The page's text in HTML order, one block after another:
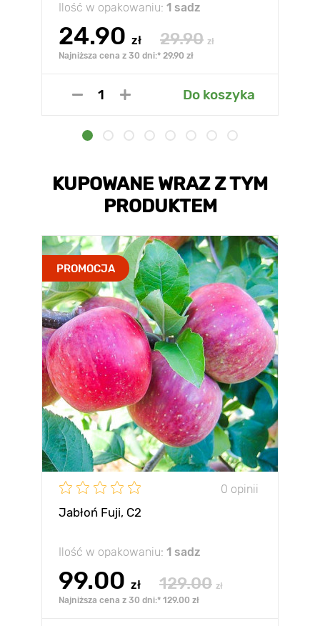
Ilość w opakowaniu: 1 sadz
24.90 zł 29.90 zł
Najniższa cena z 30 dni:* 29.90 zł
Do koszyka
KUPOWANE WRAZ Z TYM
PRODUKTEM
PROMOCJA
0 opinii
Jabłoń Fuji, С2
Ilość w opakowaniu: 1 sadz
99.00 zł 129.00 zł
Najniższa cena z 30 dni:* 129.00 zł